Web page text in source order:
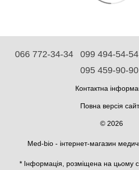
066 772-34-34 099 494-54-54
095 459-90-90
Контактна
Повна версія
© 2026
Med-bio - інтернет-магазин
* Інформація, розміщена на цьому